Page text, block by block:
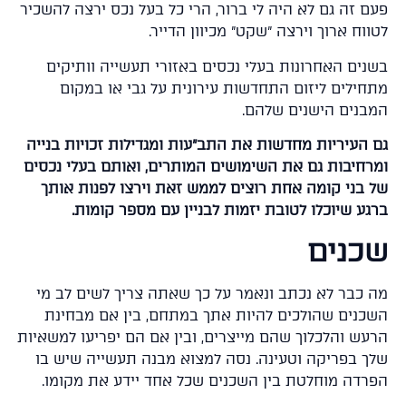
זה גם לא היה לי ברור, הרי כל בעל נכס ירצה להשכיר
ארוך וירצה "שקט" מכיוון הדייר.
האחרונות בעלי נכסים באזורי תעשייה וותיקים
ליזום התחדשות עירונית על גבי או במקום
הישנים שלהם.
העיריות מחדשות את התב"עות ומגדילות זכויות בנייה
גם את השימושים המותרים, ואותם בעלי נכסים
בני קומה אחת רוצים לממש זאת וירצו לפנות אותך
שיוכלו לטובת יזמות לבניין עם מספר קומות.
כבר לא נכתב ונאמר על כך שאתה צריך לשים לב מי
שהולכים להיות אתך במתחם, בין אם מבחינת
והלכלוך שהם מייצרים, ובין אם הם יפריעו למשאיות
בפריקה וטעינה. נסה למצוא מבנה תעשייה שיש בו
מוחלטת בין השכנים שכל אחד יידע את מקומו.